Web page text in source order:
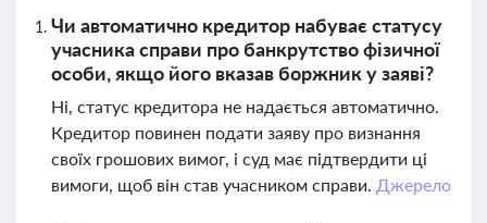
Чи автоматично кредитор набуває статусу
учасника справи про банкрутство фізичної
особи, якщо його вказав боржник у заяві?
Ні, статус кредитора не надається автоматично.
Кредитор повинен подати заяву про визнання
своїх грошових вимог, і суд має підтвердити ці
вимоги, щоб він став учасником справи. Джерело